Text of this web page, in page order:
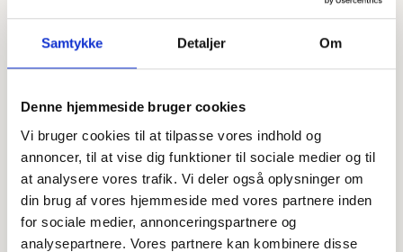
Samtykke Detaljer Om
Denne hjemmeside bruger cookies
Vi bruger cookies til at tilpasse vores indhold og
annoncer, til at vise dig funktioner til sociale medier og til
at analysere vores trafik. Vi deler også oplysninger om
din brug af vores hjemmeside med vores partnere inden
for sociale medier, annonceringspartnere og
analysepartnere. Vores partnere kan kombinere disse
Offentligtgjort i Fjends Folkeblad - kun tak d. 3. januar
2024
Højtideligheden